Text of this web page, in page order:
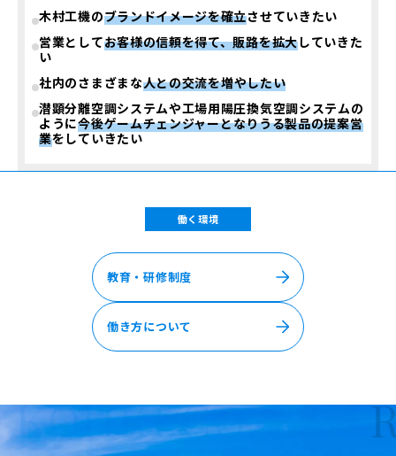
木村工機のブランドイメージを確立させていきたい
営業としてお客様の信頼を得て、販路を拡大していきた
い
社内のさまざまな人との交流を増やしたい
潜顕分離空調システムや工場用陽圧換気空調システムの
ように今後ゲームチェンジャーとなりうる製品の提案営
業をしていきたい
働く環境
教育・研修制度
働き方について
CO.,LTD